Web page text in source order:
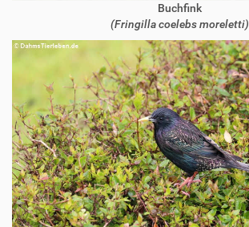
Buchfink
(Fringilla coelebs moreletti)